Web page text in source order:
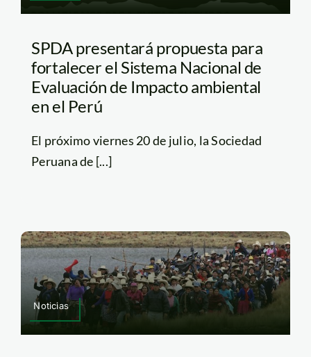
SPDA presentará propuesta para
fortalecer el Sistema Nacional de
Evaluación de Impacto ambiental
en el Perú
El próximo viernes 20 de julio, la Sociedad
Peruana de [...]
Noticias